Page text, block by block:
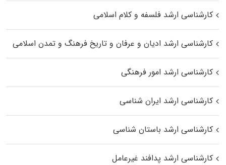
کارشناسی ارشد فلسفه و کلام اسلامی
کارشناسی ارشد ادیان و عرفان و تاریخ فرهنگ و تمدن اسلامی
کارشناسی ارشد امور فرهنگی
کارشناسی ارشد ایران شناسی
کارشناسی ارشد باستان شناسی
کارشناسی ارشد پدافند غیرعامل